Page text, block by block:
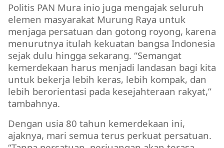
Politis PAN Mura inio juga mengajak seluruh
elemen masyarakat Murung Raya untuk
menjaga persatuan dan gotong royong, karena
menurutnya itulah kekuatan bangsa Indonesia
sejak dulu hingga sekarang. “Semangat
kemerdekaan harus menjadi landasan bagi kita
untuk bekerja lebih keras, lebih kompak, dan
lebih berorientasi pada kesejahteraan rakyat,”
tambahnya.
Dengan usia 80 tahun kemerdekaan ini,
ajaknya, mari semua terus perkuat persatuan.